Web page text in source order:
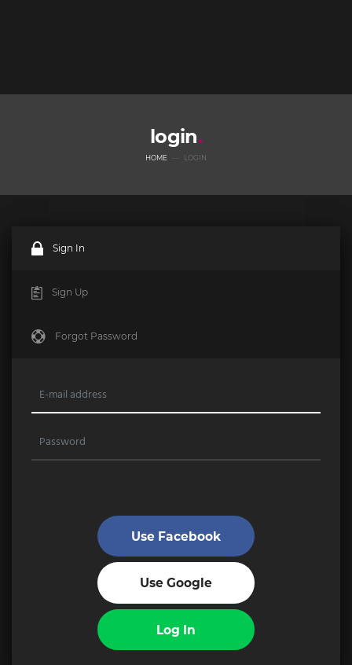
login
HOME LOGIN
Sign In
Sign Up
Forgot Password
Use Google
Use Facebook